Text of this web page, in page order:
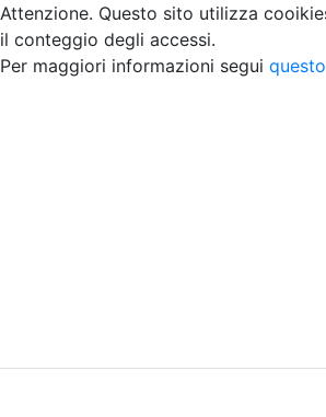
Attenzione. Questo sito utilizza
il conteggio degli accessi.
Per maggiori informazioni segui